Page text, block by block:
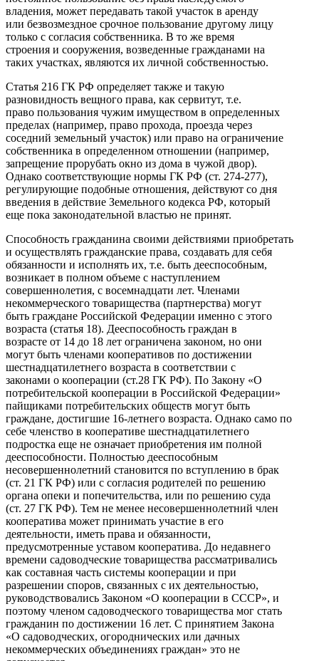
владения, может передавать такой участок в аренду
или безвозмездное срочное пользование другому лицу
только с согласия собственника. В то же время
строения и сооружения, возведенные гражданами на
таких участках, являются их личной собственностью.
Статья 216 ГК РФ определяет также и такую
разновидность вещного права, как сервитут, т.е.
право пользования чужим имуществом в определенных
пределах (например, право прохода, проезда через
соседний земельный участок) или право на ограничение
собственника в определенном отношении (например,
запрещение прорубать окно из дома в чужой двор).
Однако соответствующие нормы ГК РФ (ст. 274-277),
регулирующие подобные отношения, действуют со дня
введения в действие Земельного кодекса РФ, который
еще пока законодательной властью не принят.
Способность гражданина своими действиями приобретать
и осуществлять гражданские права, создавать для себя
обязанности и исполнять их, т.е. быть дееспособным,
возникает в полном объеме с наступлением
совершеннолетия, с восемнадцати лет. Членами
некоммерческого товарищества (партнерства) могут
быть граждане Российской Федерации именно с этого
возраста (статья 18). Дееспособность граждан в
возрасте от 14 до 18 лет ограничена законом, но они
могут быть членами кооперативов по достижении
шестнадцатилетнего возраста в соответствии с
законами о кооперации (ст.28 ГК РФ). По Закону «О
потребительской кооперации в Российской Федерации»
пайщиками потребительских обществ могут быть
граждане, достигшие 16-летнего возраста. Однако само по
себе членство в кооперативе шестнадцатилетнего
подростка еще не означает приобретения им полной
дееспособности. Полностью дееспособным
несовершеннолетний становится по вступлению в брак
(ст. 21 ГК РФ) или с согласия родителей по решению
органа опеки и попечительства, или по решению суда
(ст. 27 ГК РФ). Тем не менее несовершеннолетний член
кооператива может принимать участие в его
деятельности, иметь права и обязанности,
предусмотренные уставом кооператива. До недавнего
времени садоводческие товарищества рассматривались
как составная часть системы кооперации и при
разрешении споров, связанных с их деятельностью,
руководствовались Законом «О кооперации в СССР», и
поэтому членом садоводческого товарищества мог стать
гражданин по достижении 16 лет. С принятием Закона
«О садоводческих, огороднических или дачных
некоммерческих объединениях граждан» это не